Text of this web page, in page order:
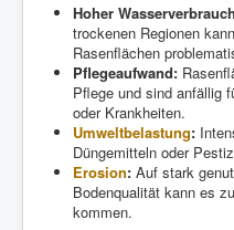
Hoher
trockenen Regionen
Rasenflächen
Pflegeaufwand:
Pflege und sind anfällig
oder Krankheiten.
Umweltbelastung:
Düngemitteln oder
Erosion: Auf stark
Bodenqualität kann es
kommen.